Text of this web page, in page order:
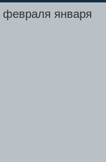
февраля января